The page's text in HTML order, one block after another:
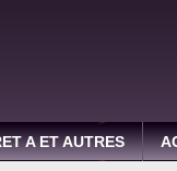
A ET AUTRES